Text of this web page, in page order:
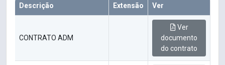
Descrição Extensão Ver
CONTRATO ADM
Ver
documento
do contrato